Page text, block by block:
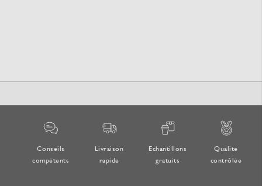
Conseils
compétents
Livraison
rapide
Echantillons
gratuits
Qualité
contrôlée